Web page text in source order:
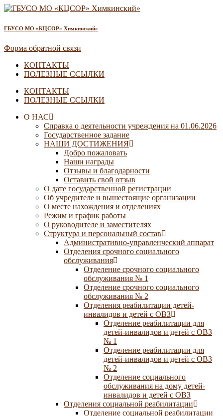
ГБУСО МО «КЦСОР» Химкинский»
Форма обратной связи
КОНТАКТЫ
ПОЛЕЗНЫЕ ССЫЛКИ
КОНТАКТЫ
ПОЛЕЗНЫЕ ССЫЛКИ
О НАС
Справка о деятельности учреждения на 01.06.2026
Государственное задание
НАШИ ДОСТИЖЕНИЯ
Добро пожаловать
Наши награды
Отзывы и благодарности
Оставить свой отзыв
О дате государственной регистрации
Об учредителе и вышестоящие организации
О месте нахождения и отделениях
Режим и график работы
О руководителе и заместителях
Структура и персональный состав
Административно-управленческий аппарат
Отделения срочного социального
обслуживания
Отделение срочного социального
обслуживания № 1
Отделение срочного социального
обслуживания № 2
Отделения реабилитации детей-
инвалидов и детей с ОВЗ
Отделение реабилитации для
детей-инвалидов и детей с ОВЗ
№ 1
Отделение реабилитации для
детей-инвалидов и детей с ОВЗ
№ 2
Отделение социального
обслуживания на дому детей-
инвалидов и детей с ОВЗ
Отделения социальной реабилитации
Отделение социальной реабилитации